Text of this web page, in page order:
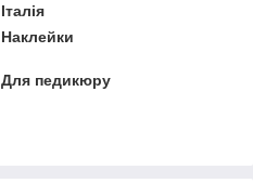
Італія
Наклейки
Для педикюру